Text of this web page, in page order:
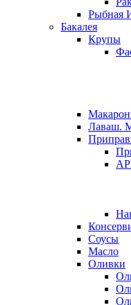
Рыбная
Бакалея
Крупы
Лаваш.
Соусы
Масло
Оливки